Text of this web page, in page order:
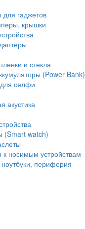
для гаджетов
крышки
и стекла
(Power Bank)
селфи
акустика
(Smart watch)
к носимым устройствам
периферия